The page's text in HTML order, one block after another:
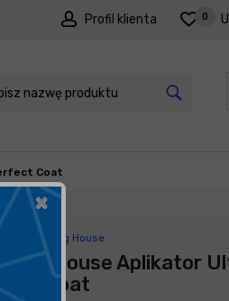
Profil klienta 0
Coat
Detailing House
House Aplikator
Coat
×